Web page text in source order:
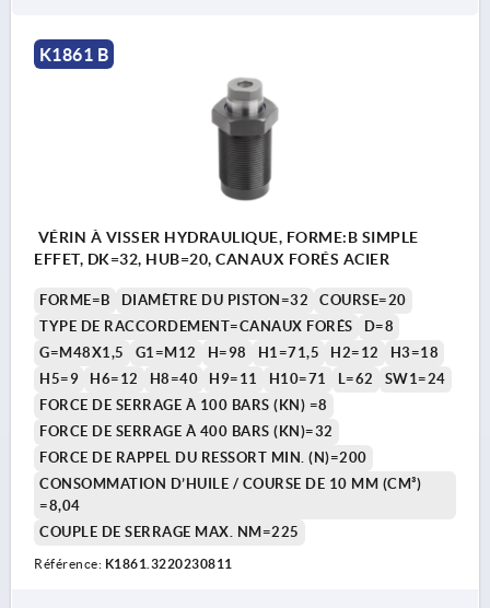
K1861 B
VÉRIN À VISSER HYDRAULIQUE, FORME:B SIMPLE
EFFET, DK=32, HUB=20, CANAUX FORÉS ACIER
FORME=B DIAMÈTRE DU PISTON=32
COURSE=20
TYPE DE RACCORDEMENT=CANAUX FORÉS
D=8
G=M48X1,5
G1=M12 H=98 H1=71,5 H2=12
H3=18
H5=9
H6=12 H8=40 H9=11 H10=71 L=62
SW1=24
FORCE DE SERRAGE À 100 BARS (KN) =8
FORCE DE SERRAGE À 400 BARS (KN)=32
FORCE DE RAPPEL DU RESSORT MIN. (N)=200
CONSOMMATION D’HUILE / COURSE DE 10 MM (CM³)
=8,04
COUPLE DE SERRAGE MAX. NM=225
Référence: K1861.3220230811